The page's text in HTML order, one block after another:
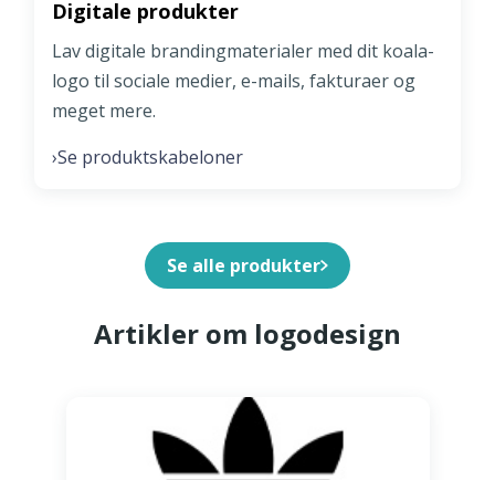
Digitale produkter
Lav digitale brandingmaterialer med dit koala-
logo til sociale medier, e-mails, fakturaer og
meget mere.
›Se produktskabeloner
Se alle produkter
Artikler om logodesign